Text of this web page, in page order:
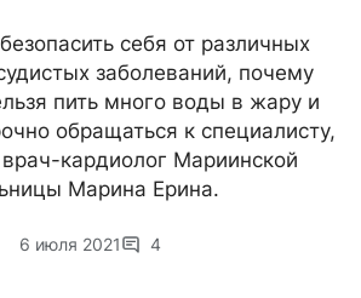
себя от различных
заболеваний, почему
пить много воды в жару и
обращаться к специалисту,
врач-кардиолог Мариинской
Марина Ерина.
6 июля 2021 4